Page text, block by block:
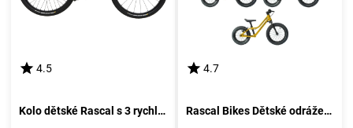
4.5
Kolo dětské Rascal s 3 rychlostmi Nexus, Oranžová barevná kombinace
4.7
Rascal Bikes Dětské odrážedlo Rascal Punk Barevná kombinace: Oranžové